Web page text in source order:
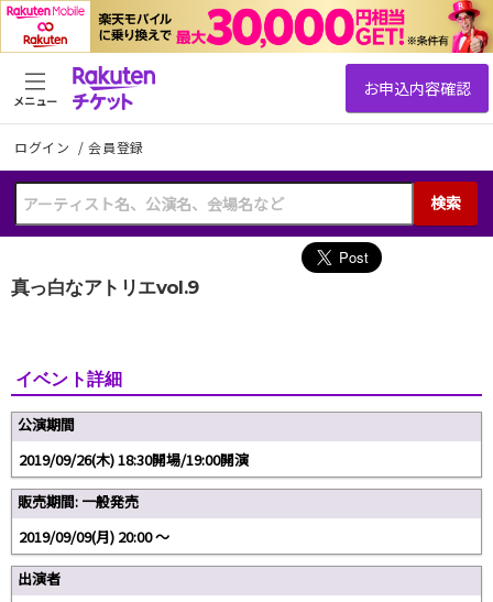
ログイン /会員登録
検索
メニュー
真っ白なアトリエvol.9
イベント詳細
公演期間
2019/09/26(木) 18:30開場/19:00開演
販売期間: 一般発売
2019/09/09(月) 20:00 〜
出演者